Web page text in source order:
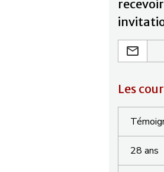
Les
28 ans